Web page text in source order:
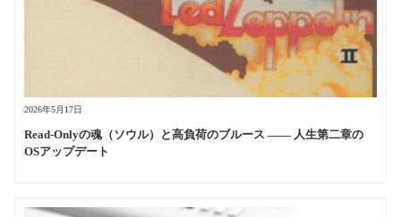
2026年5月17日
Read-Onlyの魂（ソウル）と高負荷のブルース —— 人生第二章の
OSアップデート